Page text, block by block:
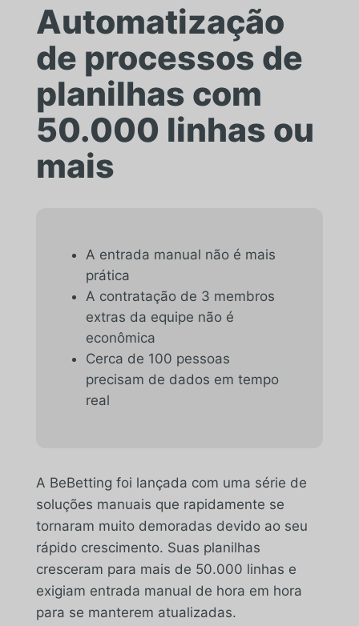
Automatização
de processos de
planilhas com
50.000 linhas ou
mais
A entrada manual não é mais
prática
A contratação de 3 membros
extras da equipe não é
econômica
Cerca de 100 pessoas
precisam de dados em tempo
real
A BeBetting foi lançada com uma série de
soluções manuais que rapidamente se
tornaram muito demoradas devido ao seu
rápido crescimento. Suas planilhas
cresceram para mais de 50.000 linhas e
exigiam entrada manual de hora em hora
para se manterem atualizadas.